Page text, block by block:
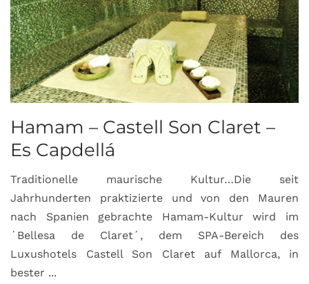
Hamam – Castell Son Claret –
Es Capdellá
Traditionelle maurische Kultur…Die seit
Jahrhunderten praktizierte und von den Mauren
nach Spanien gebrachte Hamam-Kultur wird im
´Bellesa de Claret´, dem SPA-Bereich des
Luxushotels Castell Son Claret auf Mallorca, in
bester ...